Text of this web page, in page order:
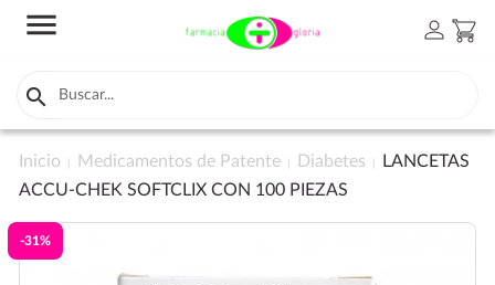
menu person shopping_cart

Inicio Medicamentos de Patente Diabetes
LANCETAS
ACCU-CHEK SOFTCLIX CON 100 PIEZAS
-31%